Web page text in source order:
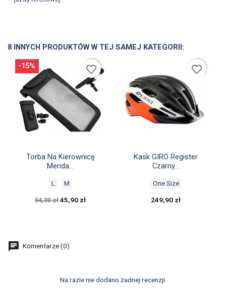
8 INNYCH PRODUKTÓW W TEJ SAMEJ KATEGORII:
Szybki podgląd
Torba Na Kierownicę
Merida...
L M
54,00 zł 45,90 zł
-15% favorite_border
Szybki podgląd
Kask GIRO Register
Czarny...
One Size
249,90 zł
favorite_border
Komentarze (0)
Na razie nie dodano żadnej recenzji.